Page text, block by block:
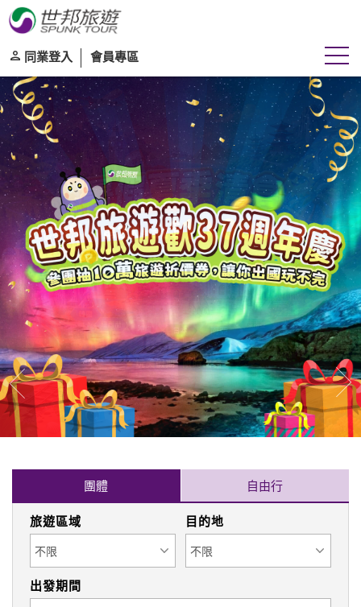
同業登入 會員專區
往前 往
團體 自由行
旅遊區域 目的地
出發期間